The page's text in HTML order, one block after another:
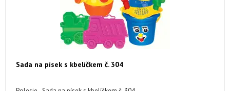
Sada na písek s kbelíčkem č. 304